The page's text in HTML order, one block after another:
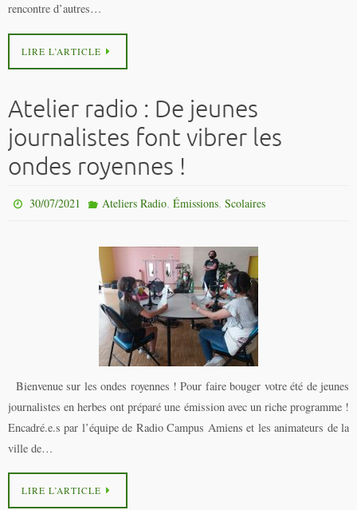
rencontre d’autres…
LIRE L’ARTICLE
Atelier radio : De jeunes
journalistes font vibrer les
ondes royennes !
30/07/2021 Ateliers Radio, Émissions, Scolaires
Bienvenue sur les ondes royennes ! Pour faire bouger votre été de jeunes
journalistes en herbes ont préparé une émission avec un riche programme !
Encadré.e.s par l’équipe de Radio Campus Amiens et les animateurs de la
ville de…
LIRE L’ARTICLE